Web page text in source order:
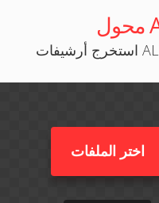
اختر الملفات